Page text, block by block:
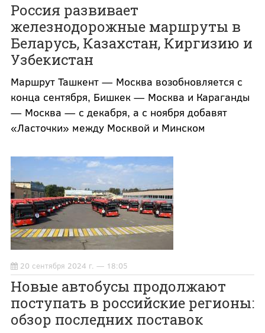
Россия развивает
железнодорожные маршруты в
Беларусь, Казахстан, Киргизию и
Узбекистан
Маршрут Ташкент — Москва возобновляется с
конца сентября, Бишкек — Москва и Караганды
— Москва — с декабря, а с ноября добавят
«Ласточки» между Москвой и Минском
20 сентября 2024 г. — 18:05
Новые автобусы продолжают
поступать в российские регионы:
обзор последних поставок